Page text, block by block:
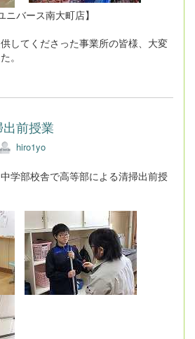
南大町店】
してくださった事業所の皆様、大変
。
出前授業
hiro1yo
学部校舎で高等部による清掃出前授